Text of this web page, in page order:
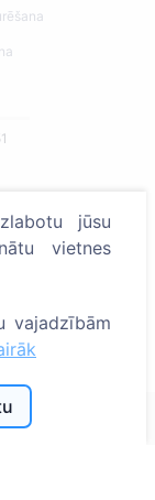
jūsu
vietnes
vajadzībām